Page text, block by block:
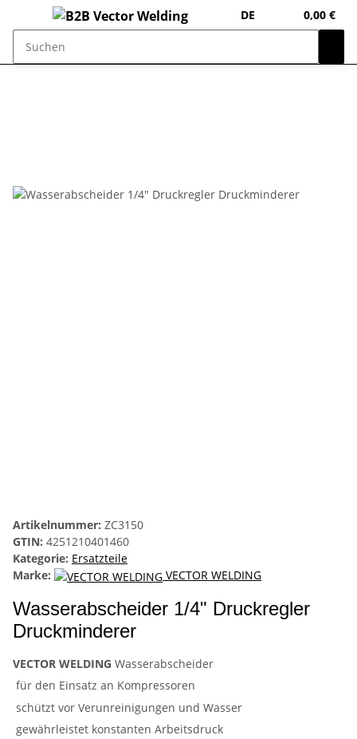
DE 0,00 €
Artikelnummer: ZC3150
GTIN: 4251210401460
Kategorie: Ersatzteile
Marke:
VECTOR WELDING
Wasserabscheider 1/4" Druckregler
Druckminderer
VECTOR WELDING Wasserabscheider
für den Einsatz an Kompressoren
schützt vor Verunreinigungen und Wasser
gewährleistet konstanten Arbeitsdruck